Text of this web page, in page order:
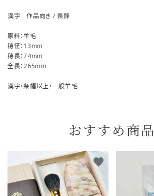
漢字 作品向き / 長鋒
原料：羊毛
穂径：13mm
穂長：74mm
全長：265mm
漢字・条幅以上・一般羊毛
おすすめ商品
favorite